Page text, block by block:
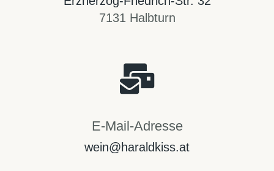
7131 Halbturn
E-Mail-Adresse
wein@haraldkiss.at